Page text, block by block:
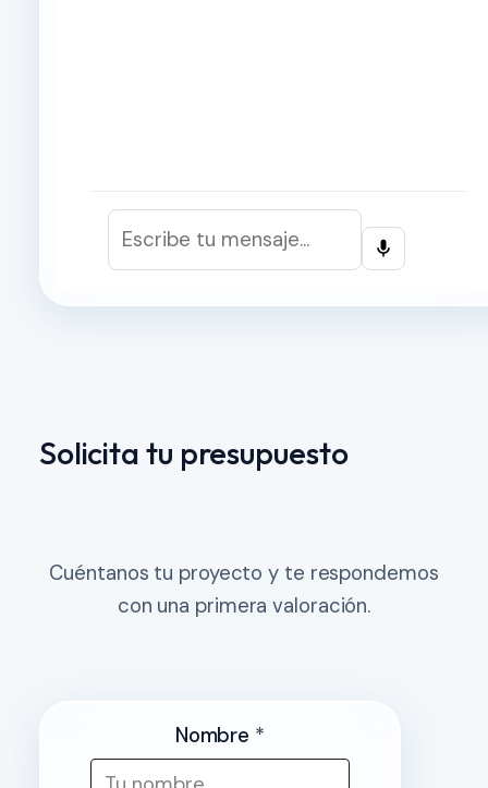
Solicita tu presupuesto
Cuéntanos tu proyecto y te respondemos
con una primera valoración.
Nombre *